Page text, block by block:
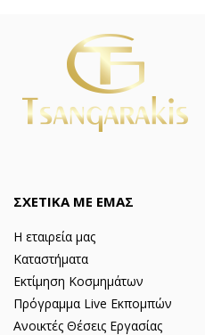
ΣΧΕΤΙΚΑ ΜΕ ΕΜΑΣ
Η εταιρεία μας
Καταστήματα
Εκτίμηση Κοσμημάτων
Πρόγραμμα Live Εκπομπών
Ανοικτές Θέσεις Εργασίας